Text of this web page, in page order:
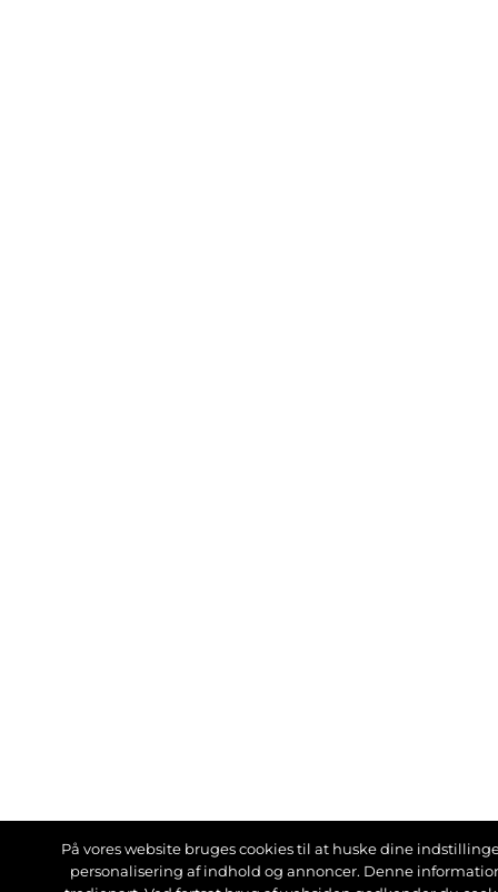
På vores website bruges cookies til at huske dine
personalisering af indhold og annoncer. Denne